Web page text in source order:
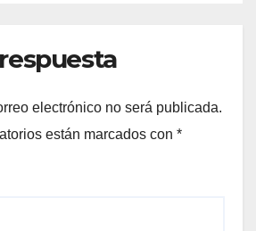
electrónico no será publicada.
están marcados con *